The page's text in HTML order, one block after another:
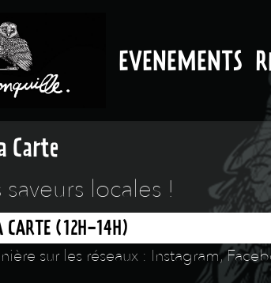
EVENEMENTS
Carte
locales !
CARTE (12H-14H)
sur les réseaux : Instagram,